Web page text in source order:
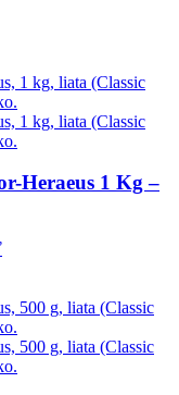
Heraeus 1 Kg –